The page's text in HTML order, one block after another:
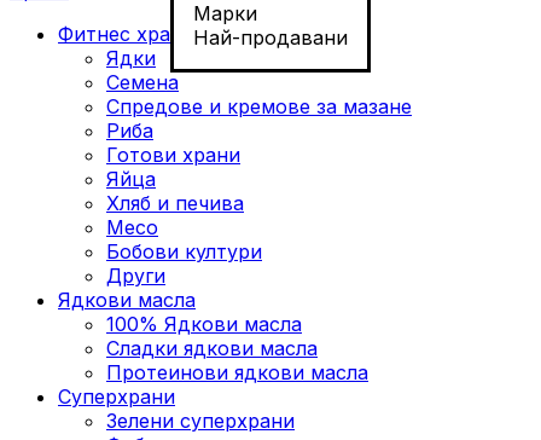
Марки
Най-продавани
Фитнес храна
Ядки
Семена
Спредове и кремове за мазане
Риба
Готови храни
Яйца
Хляб и печива
Месо
Бобови култури
Други
Ядкови масла
100% Ядкови масла
Сладки ядкови масла
Протеинови ядкови масла
Суперхрани
Зелени суперхрани